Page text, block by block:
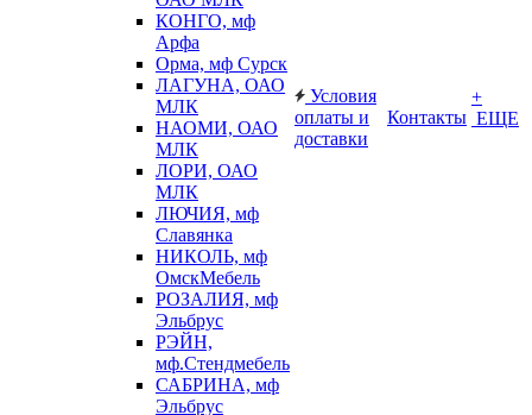
КОНГО, мф
Арфа
Орма, мф Сурск
ЛАГУНА, ОАО
МЛК
НАОМИ, ОАО
МЛК
ЛОРИ, ОАО
МЛК
ЛЮЧИЯ, мф
Славянка
НИКОЛЬ, мф
ОмскМебель
РОЗАЛИЯ, мф
Эльбрус
РЭЙН,
мф.Стендмебель
САБРИНА, мф
Эльбрус
Условия
оплаты и
доставки
Контакты
+
ЕЩЕ